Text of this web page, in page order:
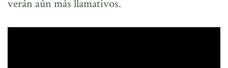
verán aún más llamativos.